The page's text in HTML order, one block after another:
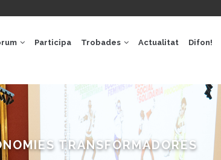
Participa Trobades Actualitat Difon!
TRANSFORMADORES